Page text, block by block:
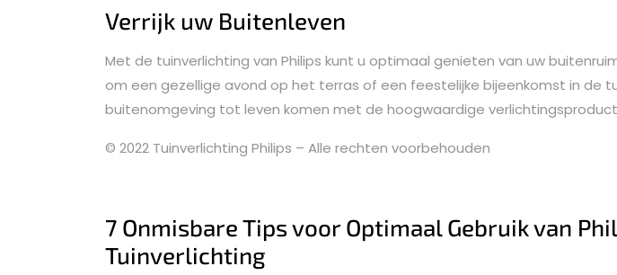
Verrijk uw Buitenleven
Met de tuinverlichting van Philips kunt u optimaal genieten van uw
om een gezellige avond op het terras of een feestelijke bijeenkomst in de
buitenomgeving tot leven komen met de hoogwaardige
© 2022 Tuinverlichting Philips – Alle rechten voorbehouden
7 Onmisbare Tips voor Optimaal Gebruik van
Tuinverlichting